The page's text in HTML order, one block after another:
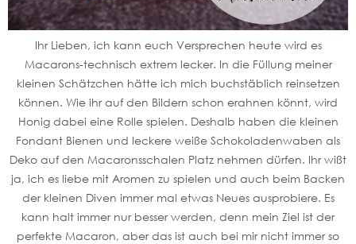
Ihr Lieben, ich kann euch Versprechen heute wird es
Macarons-technisch extrem lecker. In die Füllung meiner
kleinen Schätzchen hätte ich mich buchstäblich reinsetzen
können. Wie ihr auf den Bildern schon erahnen könnt, wird
Honig dabei eine Rolle spielen. Deshalb haben die kleinen
Fondant Bienen und leckere weiße Schokoladenwaben als
Deko auf den Macaronsschalen Platz nehmen dürfen. Ihr wißt
ja, ich es liebe mit Aromen zu spielen und auch beim Backen
der kleinen Diven immer mal etwas Neues ausprobiere. Es
kann halt immer nur besser werden, denn mein Ziel ist der
perfekte Macaron, aber das ist auch bei mir nicht immer so